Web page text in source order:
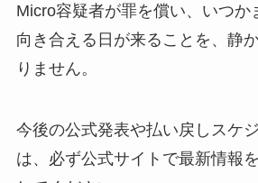
Micro容疑者が罪を償い、いつか
向き合える日が来ることを、静
りません。
今後の公式発表や払い戻しスケ
は、必ず公式サイトで最新情報